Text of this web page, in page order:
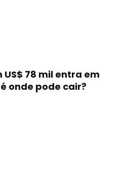
US$ 78 mil entra em
onde pode cair?